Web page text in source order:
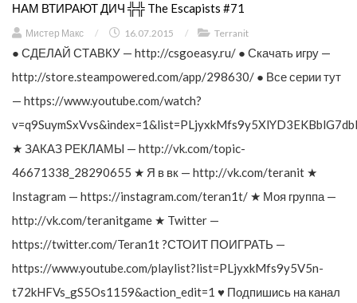
НАМ ВТИРАЮТ ДИЧ ╬╬ The Escapists #71
Мистер Макс / 16.07.2015 / Terranit
● СДЕЛАЙ СТАВКУ — http://csgoeasy.ru/ ● Скачать игру —
http://store.steampowered.com/app/298630/ ● Все серии тут
— https://www.youtube.com/watch?
★ ЗАКАЗ РЕКЛАМЫ — http://vk.com/topic-
46671338_28290655 ★ Я в вк — http://vk.com/teranit ★
Instagram — https://instagram.com/teran1t/ ★ Моя группа —
http://vk.com/teranitgame ★ Twitter —
https://twitter.com/Teran1t ?СТОИТ ПОИГРАТЬ —
https://www.youtube.com/playlist?list=PLjyxkMfs9y5V5n-
t72kHFVs_gS5Os1159&action_edit=1 ♥ Подпишись на канал